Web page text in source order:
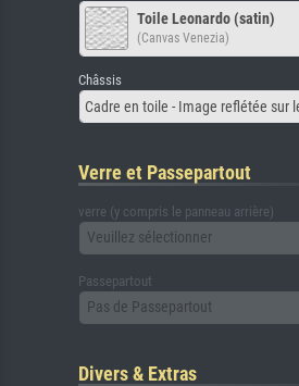
Toile Leonardo (satin)
(Canvas Venezia)
Châssis
Cadre en toile - Image reflétée sur
Verre et Passepartout
verre (y compris le panneau arrière)
Veuillez sélectionner
Passepartout
Pas de Passepartout
Divers & Extras